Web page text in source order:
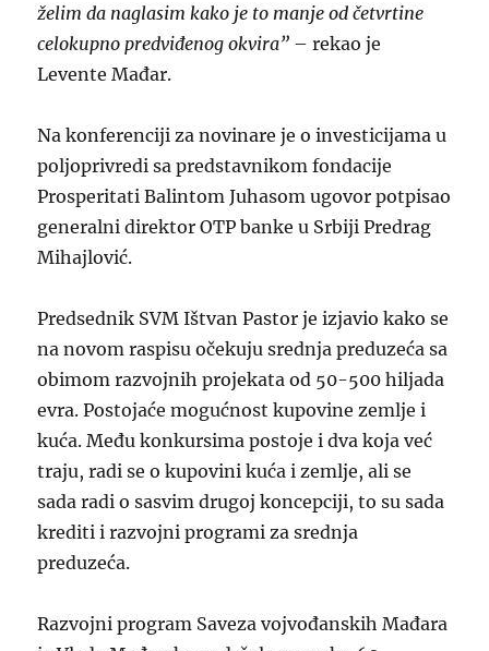
želim da naglasim kako je to manje od četvrtine
celokupno predviđenog okvira” – rekao je
Levente Mađar.
Na konferenciji za novinare je o investicijama u
poljoprivredi sa predstavnikom fondacije
Prosperitati Balintom Juhasom ugovor potpisao
generalni direktor OTP banke u Srbiji Predrag
Mihajlović.
Predsednik SVM Ištvan Pastor je izjavio kako se
na novom raspisu očekuju srednja preduzeća sa
obimom razvojnih projekata od 50-500 hiljada
evra. Postojaće mogućnost kupovine zemlje i
kuća. Među konkursima postoje i dva koja već
traju, radi se o kupovini kuća i zemlje, ali se
sada radi o sasvim drugoj koncepciji, to su sada
krediti i razvojni programi za srednja
preduzeća.
Razvojni program Saveza vojvođanskih Mađara